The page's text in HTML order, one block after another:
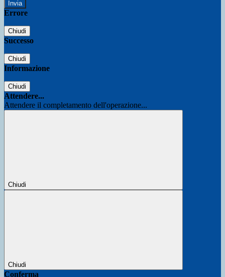
Errore
Chiudi
Successo
Chiudi
Informazione
Chiudi
Attendere...
Attendere il completamento dell'operazione...
Chiudi
Chiudi
Conferma